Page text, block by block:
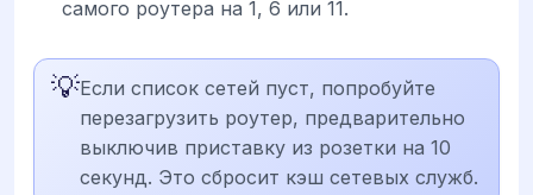
самого роутера на 1, 6 или 11.
💡Если список сетей пуст, попробуйте
перезагрузить роутер, предварительно
выключив приставку из розетки на 10
секунд. Это сбросит кэш сетевых служб.